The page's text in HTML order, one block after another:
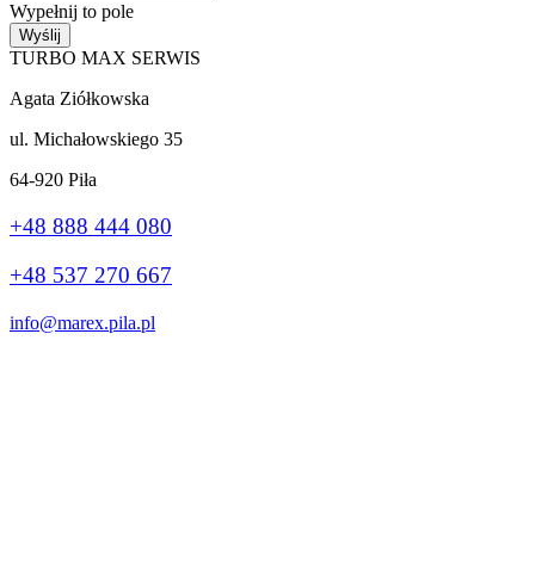
Wypełnij to pole
Wyślij
TURBO MAX SERWIS
Agata Ziółkowska
ul. Michałowskiego 35
64-920 Piła
+48 888 444 080
+48 537 270 667
info@marex.pila.pl